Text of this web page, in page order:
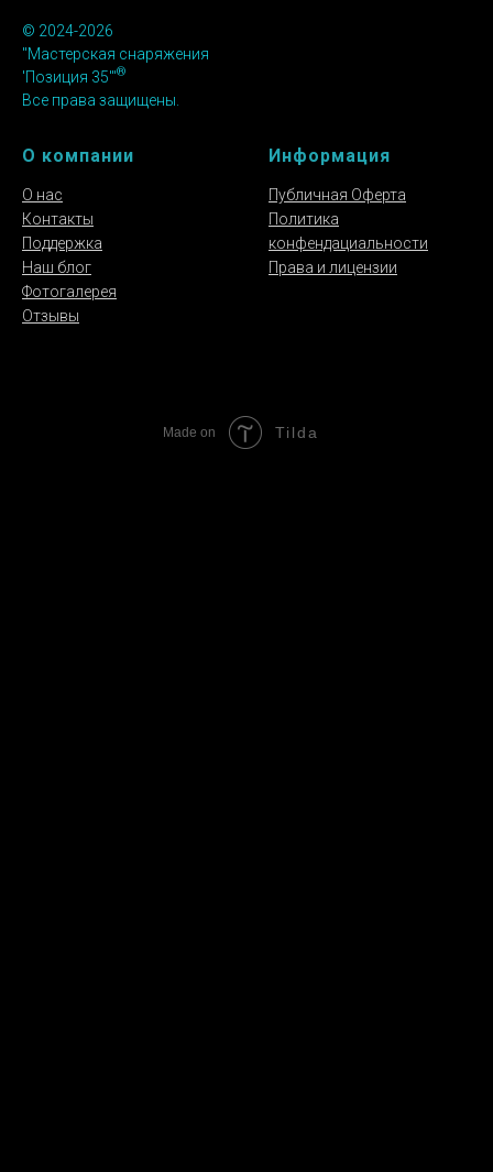
© 2024-2026
"Мастерская снаряжения
'Позиция 35'"®
Все права защищены.
О компании
О нас
Контакты
Поддержка
Наш блог
Фотогалерея
Отзывы
Информация
Публичная Оферта
Политика
конфендациальности
Права и лицензии
Made on Tilda